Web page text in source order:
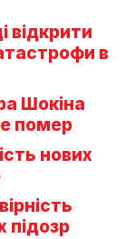
відкрити
в
Шокіна
помер
нових
підозр